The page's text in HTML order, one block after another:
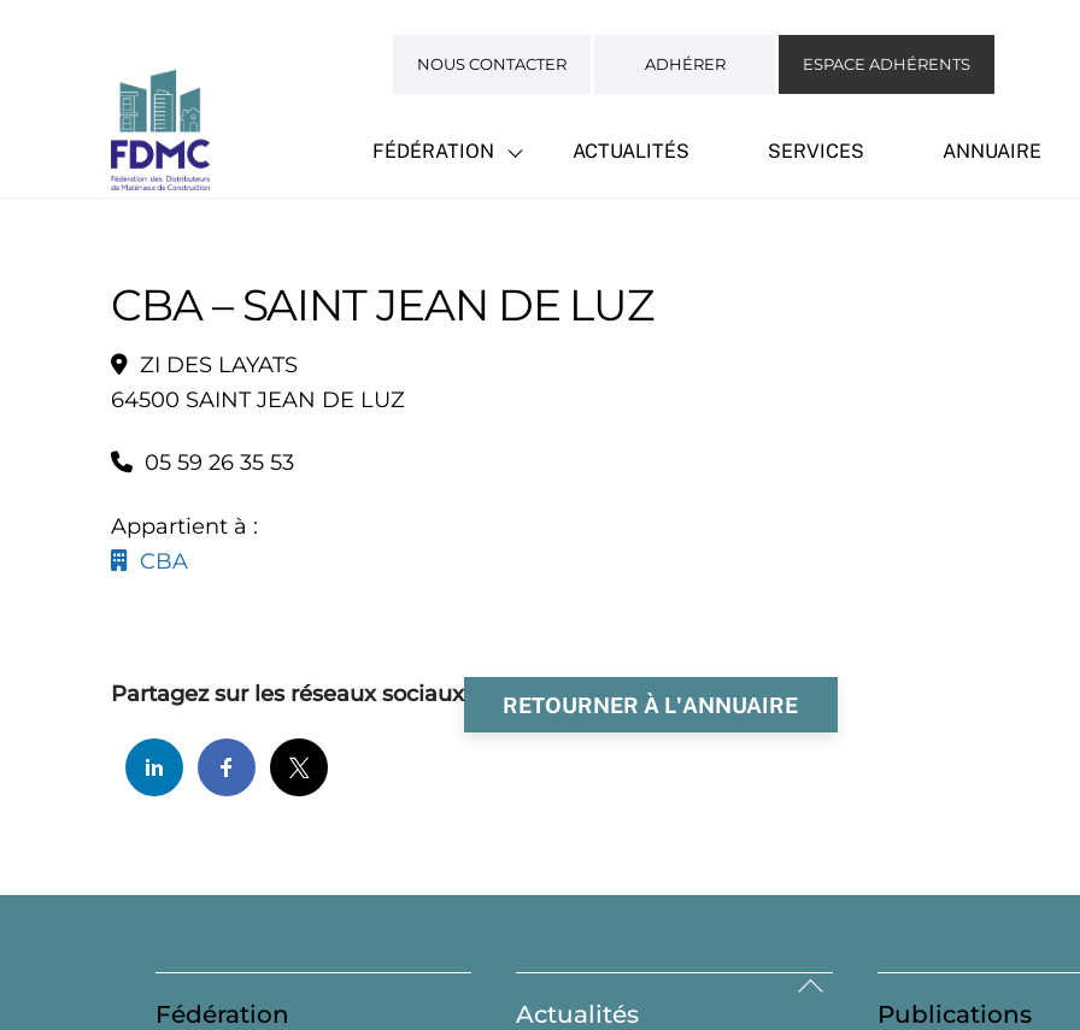
NOUS CONTACTER ADHÉRER ESPACE ADHÉRENTS
FÉDÉRATION ACTUALITÉS SERVICES ANNUAIRE
CBA – SAINT JEAN DE LUZ
ZI DES LAYATS
64500 SAINT JEAN DE LUZ
05 59 26 35 53
Appartient à :
CBA
RETOURNER À L'ANNUAIRE
Partagez sur les réseaux sociaux
Back
Fédération Actualités Publications